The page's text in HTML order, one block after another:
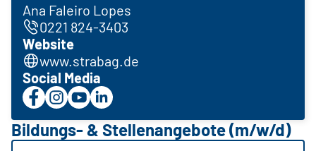
Ana Faleiro Lopes
0221 824-3403
Website
www.strabag.de
Social Media
Bildungs- & Stellenangebote (m/w/d)